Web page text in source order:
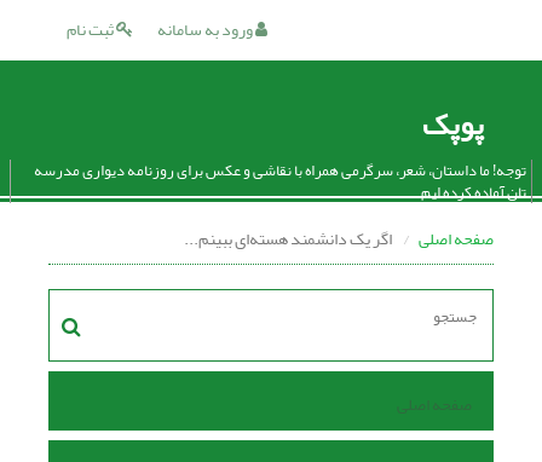
ثبت نام ورود به سامانه
پوپک
توجه! ما داستان، شعر، سرگرمی همراه با نقاشی و عکس برای روزنامه دیواری مدرسه
تان آماده کرده ایم.
صفحه اصلی اگر یک دانشمند هسته‌ای ببینم...
صفحه اصلی